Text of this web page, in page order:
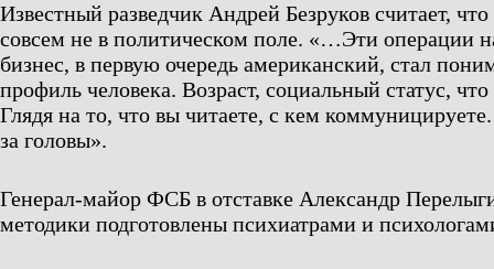
Известный разведчик Андрей Безруков считает,
совсем не в политическом поле. «…Эти операции
бизнес, в первую очередь американский, стал
профиль человека. Возраст, социальный статус,
Глядя на то, что вы читаете, с кем
за головы».
Генерал-майор ФСБ в отставке Александр
методики подготовлены психиатрами и